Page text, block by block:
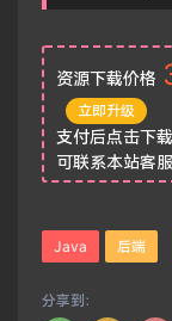
资源下载价格
立即升级
支付后点击下
可联系本站客服
Java 后端
分享到：